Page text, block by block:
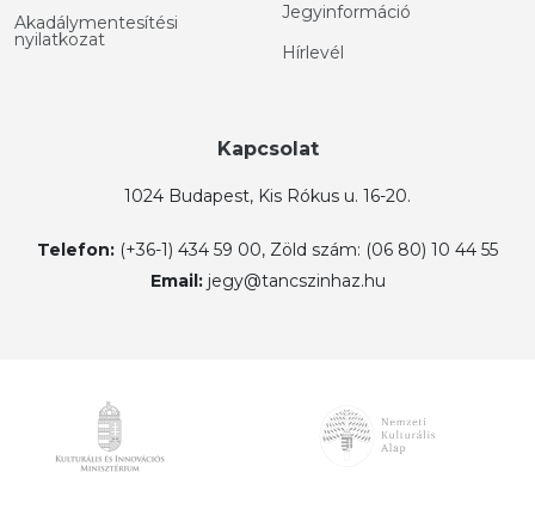
Akadálymentesítési
nyilatkozat
Jegyinformáció
Hírlevél
Kapcsolat
1024 Budapest, Kis Rókus u. 16-20.
Telefon: (+36-1) 434 59 00, Zöld szám: (06 80) 10 44 55
Email: jegy@tancszinhaz.hu